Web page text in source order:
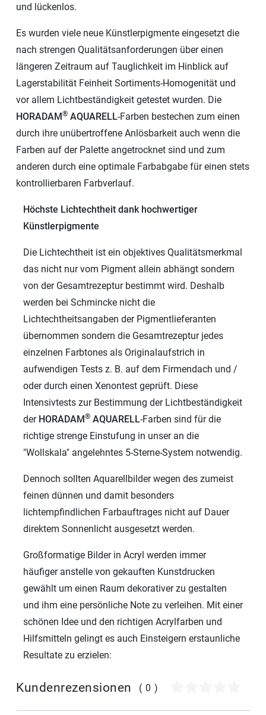
und lückenlos.
Es wurden viele neue Künstlerpigmente eingesetzt die
nach strengen Qualitätsanforderungen über einen
längeren Zeitraum auf Tauglichkeit im Hinblick auf
Lagerstabilität Feinheit Sortiments-Homogenität und
vor allem Lichtbeständigkeit getestet wurden. Die
HORADAM® AQUARELL-Farben bestechen zum einen
durch ihre unübertroffene Anlösbarkeit auch wenn die
Farben auf der Palette angetrocknet sind und zum
anderen durch eine optimale Farbabgabe für einen stets
kontrollierbaren Farbverlauf.
Höchste Lichtechtheit dank hochwertiger
Künstlerpigmente
Die Lichtechtheit ist ein objektives Qualitätsmerkmal
das nicht nur vom Pigment allein abhängt sondern
von der Gesamtrezeptur bestimmt wird. Deshalb
werden bei Schmincke nicht die
Lichtechtheitsangaben der Pigmentlieferanten
übernommen sondern die Gesamtrezeptur jedes
einzelnen Farbtones als Originalaufstrich in
aufwendigen Tests z. B. auf dem Firmendach und /
oder durch einen Xenontest geprüft. Diese
Intensivtests zur Bestimmung der Lichtbeständigkeit
der HORADAM® AQUARELL-Farben sind für die
richtige strenge Einstufung in unser an die
"Wollskala" angelehntes 5-Sterne-System notwendig.
Dennoch sollten Aquarellbilder wegen des zumeist
feinen dünnen und damit besonders
lichtempfindlichen Farbauftrages nicht auf Dauer
direktem Sonnenlicht ausgesetzt werden.
Großformatige Bilder in Acryl werden immer
häufiger anstelle von gekauften Kunstdrucken
gewählt um einen Raum dekorativer zu gestalten
und ihm eine persönliche Note zu verleihen. Mit einer
schönen Idee und den richtigen Acrylfarben und
Hilfsmitteln gelingt es auch Einsteigern erstaunliche
Resultate zu erzielen:
Kundenrezensionen (0)